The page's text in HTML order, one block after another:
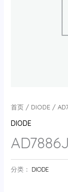
首页/ DIODE/
DIODE
分类： DIODE